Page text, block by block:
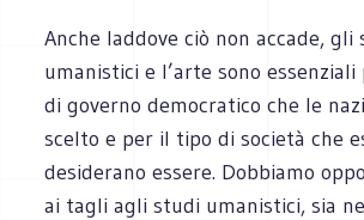
Anche laddove ciò non accade, gli
umanistici e l’arte sono
di governo democratico che le
scelto e per il tipo di società che
desiderano essere. Dobbiamo
ai tagli agli studi umanistici, sia